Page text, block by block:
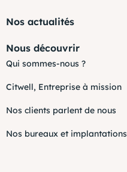
Nos actualités
Nous découvrir
Qui sommes-nous ?
Citwell, Entreprise à mission
Nos clients parlent de nous
Nos bureaux et implantations